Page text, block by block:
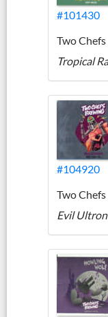
#101430
Two
Tropical
#104920
Two
Evil Ultron